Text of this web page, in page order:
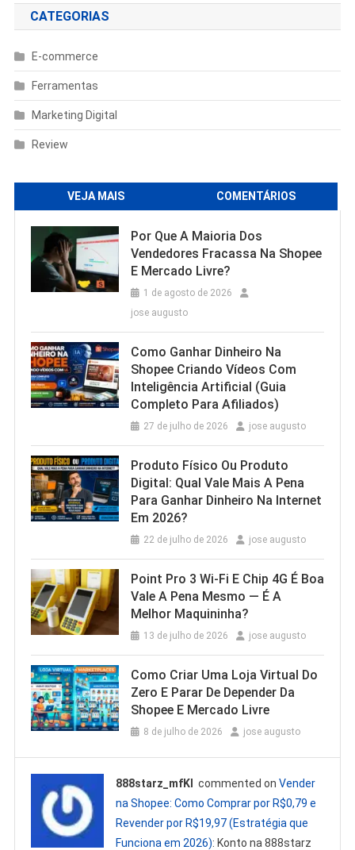
CATEGORIAS
E-commerce
Ferramentas
Marketing Digital
Review
VEJA MAIS COMENTÁRIOS
Por Que A Maioria Dos
Vendedores Fracassa Na Shopee
E Mercado Livre?
1 de agosto de 2026
jose augusto
Como Ganhar Dinheiro Na
Shopee Criando Vídeos Com
Inteligência Artificial (Guia
Completo Para Afiliados)
27 de julho de 2026 jose augusto
Produto Físico Ou Produto
Digital: Qual Vale Mais A Pena
Para Ganhar Dinheiro Na Internet
Em 2026?
22 de julho de 2026 jose augusto
Point Pro 3 Wi‑Fi E Chip 4G É Boa
Vale A Pena Mesmo — É A
Melhor Maquininha?
13 de julho de 2026 jose augusto
Como Criar Uma Loja Virtual Do
Zero E Parar De Depender Da
Shopee E Mercado Livre
8 de julho de 2026 jose augusto
888starz_mfKl commented onVender
na Shopee: Como Comprar por R$0,79 e
Revender por R$19,97 (Estratégia que
Funciona em 2026): Konto na 888starz